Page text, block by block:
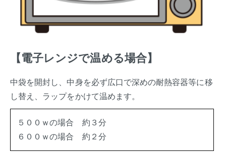
【電子レンジで温める場合】
中袋を開封し、中身を必ず広口で深めの耐熱容器等に移
し替え、ラップをかけて温めます。
５００ｗの場合 約３分
６００ｗの場合 約２分